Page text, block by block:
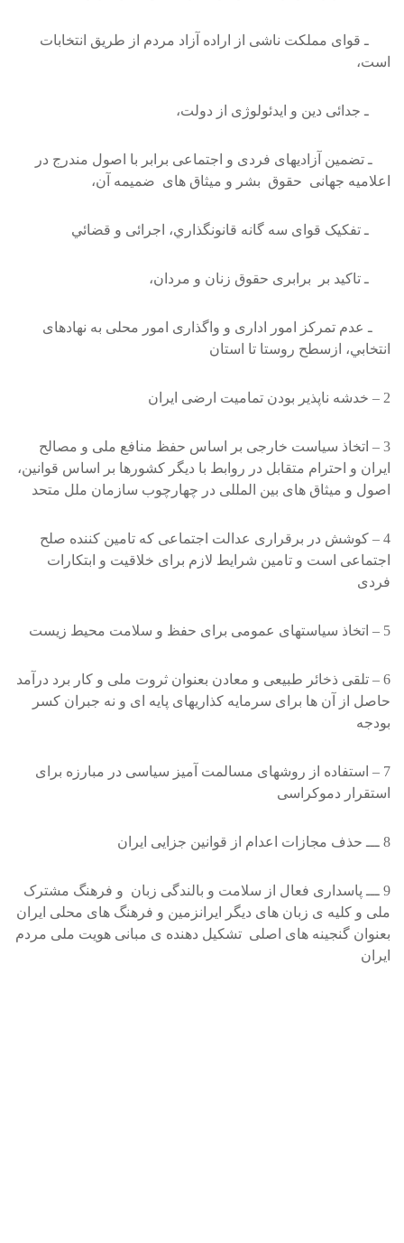
ـ قوای مملکت ناشی از اراده آزاد مردم از طريق انتخابات
است،
ـ جدائی دين و ايدئولوژی از دولت،
ـ تضمين آزاديهای فردی و اجتماعی برابر با اصول مندرج در
اعلاميه جهانی حقوق بشر و ميثاق های ضميمه آن،
ـ تفکيک قوای سه گانه قانونگذاري، اجرائی و قضائي
ـ تاکيد بر برابری حقوق زنان و مردان،
ـ عدم تمرکز امور اداری و واگذاری امور محلی به نهادهای
انتخابي، ازسطح روستا تا استان
2 – خدشه ناپذير بودن تماميت ارضی ايران
3 – اتخاذ سياست خارجی بر اساس حفظ منافع ملی و مصالح
ايران و احترام متقابل در روابط با ديگر کشورها بر اساس قوانين،
اصول و ميثاق های بين المللی در چهارچوب سازمان ملل متحد
4 – کوشش در برقراری عدالت اجتماعی که تامين کننده صلح
اجتماعی است و تامين شرايط لازم برای خلاقيت و ابتکارات
فردی
5 – اتخاذ سياستهای عمومی برای حفظ و سلامت محيط زيست
6 – تلقی ذخائر طبيعی و معادن بعنوان ثروت ملی و کار برد درآمد
حاصل از آن ها برای سرمايه کذاريهای پايه ای و نه جبران کسر
بودجه
7 – استفاده از روشهای مسالمت آميز سياسی در مبارزه برای
استقرار دموکراسی
8 ـــ حذف مجازات اعدام از قوانين جزايی ايران
9 ـــ پاسداری فعال از سلامت و بالندگی زبان و فرهنگ مشترک
ملی و کليه ی زبان های ديگر ايرانزمين و فرهنگ های محلی ايران
بعنوان گنجينه های اصلی تشکيل دهنده ی مبانی هويت ملی مردم
ايران